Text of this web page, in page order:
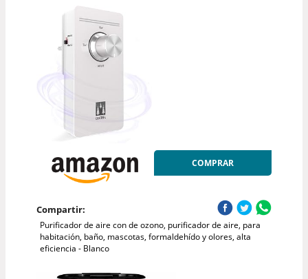
COMPRAR
Compartir:
Purificador de aire con de ozono, purificador de aire, para
habitación, baño, mascotas, formaldehído y olores, alta
eficiencia - Blanco